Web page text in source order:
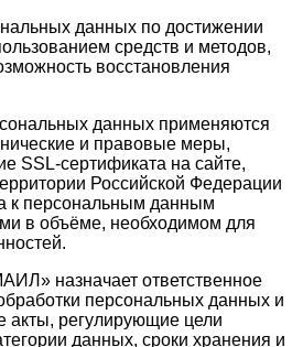
данных по достижении
средств и методов,
восстановления
данных применяются
и правовые меры,
SSL-сертификата на сайте,
Российской Федерации
к персональным данным
в объёме, необходимом для
назначает ответственное
персональных данных и
акты, регулирующие цели
данных, сроки хранения и